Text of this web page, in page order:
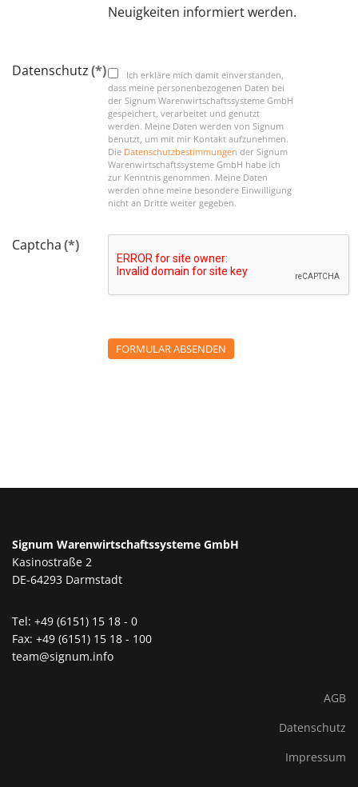
Neuigkeiten informiert werden.
Datenschutz(*)
Ich erkläre mich damit einverstanden,
dass meine personenbezogenen Daten bei
der Signum Warenwirtschaftssysteme GmbH
gespeichert, verarbeitet und genutzt
werden. Meine Daten werden von Signum
benutzt, um mit mir Kontakt aufzunehmen.
Die Datenschutzbestimmungen der Signum
Warenwirtschaftssysteme GmbH habe ich
zur Kenntnis genommen. Meine Daten
werden ohne meine besondere Einwilligung
nicht an Dritte weiter gegeben.
Captcha(*)
FORMULAR ABSENDEN
Signum Warenwirtschaftssysteme GmbH
Kasinostraße 2
DE-64293 Darmstadt
Tel: +49 (6151) 15 18 - 0
Fax: +49 (6151) 15 18 - 100
team@signum.info
AGB
Datenschutz
Impressum